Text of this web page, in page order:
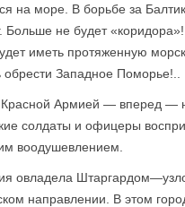
на море. В борьбе за
Больше не будет
иметь протяженную
Западное Поморье!..
Красной Армией — вперед
солдаты и офицеры
воодушевлением.
овладела
направлении. В этом